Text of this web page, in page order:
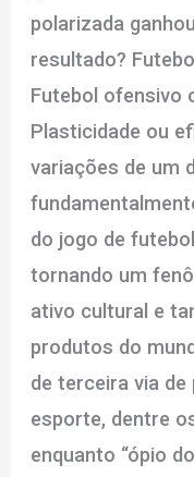
polarizada
resultado?
Futebol ofensivo
Plasticidade ou
variações de um
do jogo de
tornando um
ativo cultural e
produtos do
de terceira via
esporte, dentre
enquanto “ópio